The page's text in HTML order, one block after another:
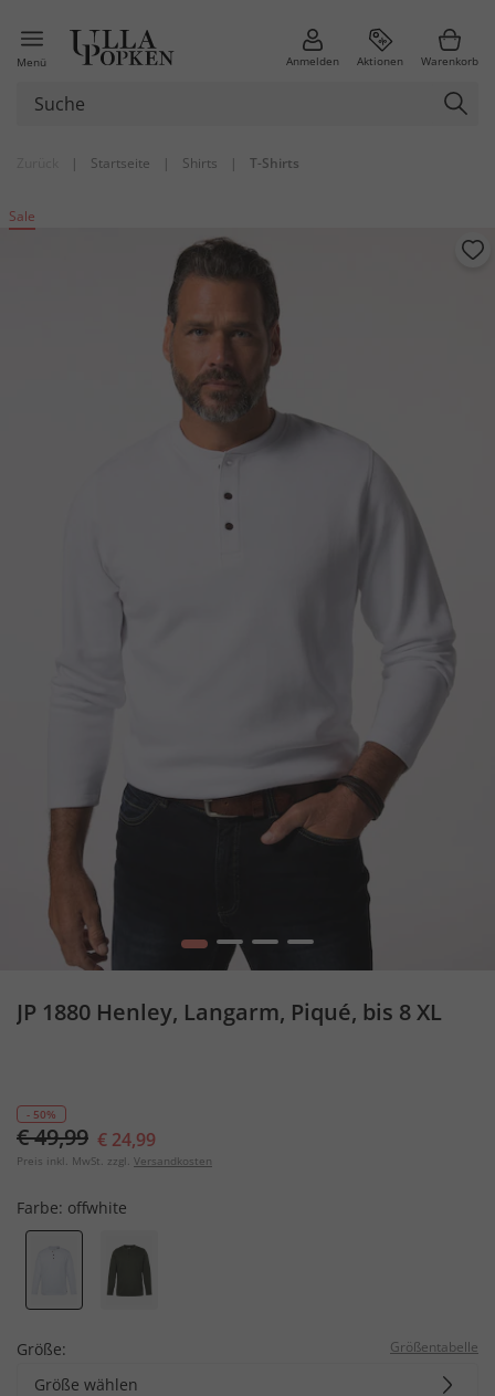
Menü Anmelden Aktionen Warenkorb
| Startseite | Shirts | T-Shirts
Sale
1 2 3 4
JP 1880 Henley, Langarm, Piqué, bis 8 XL
- 50%
€ 49,99 € 24,99
Preis inkl. MwSt. zzgl. Versandkosten
Farbe: offwhite
Größe: Größentabelle
Größe wählen